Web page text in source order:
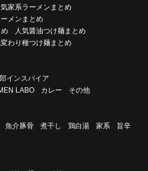
気家系ラーメンまとめ
メンまとめ
人気醤油つけ麺まとめ
変わり種つけ麺まとめ
インスパイア
LABO カレー その他
魚介豚骨 煮干し 鶏白湯 家系
旨辛